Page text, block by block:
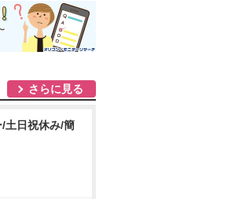
さらに見る
土日祝休み/簡